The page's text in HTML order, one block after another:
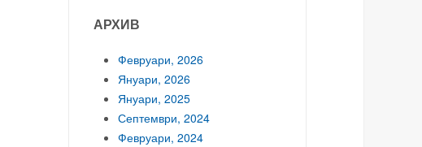
АРХИВ
Февруари, 2026
Януари, 2026
Януари, 2025
Септември, 2024
Февруари, 2024